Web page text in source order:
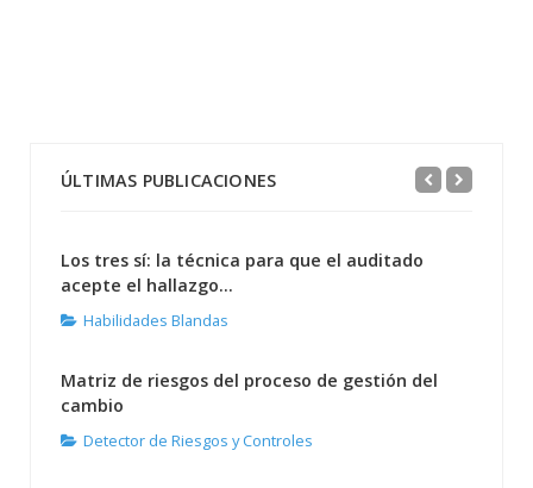
ÚLTIMAS PUBLICACIONES
Los tres sí: la técnica para que el auditado
acepte el hallazgo...
Habilidades Blandas
Matriz de riesgos del proceso de gestión del
cambio
Detector de Riesgos y Controles